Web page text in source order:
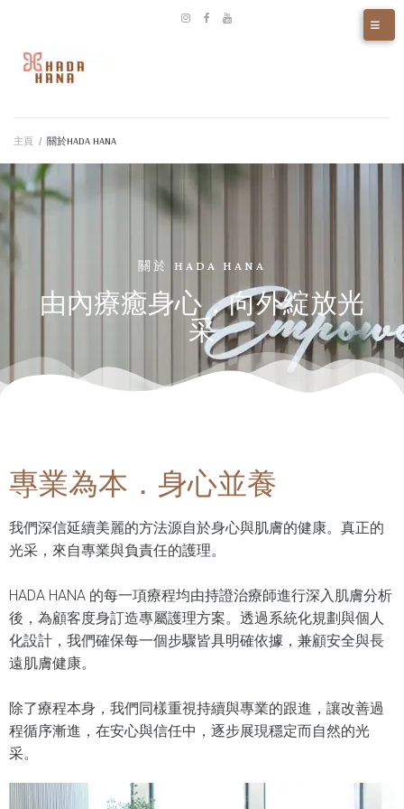
主頁 / 關於HADA HANA
關於 HADA HANA
由內療癒身心，向外綻放光
采
專業為本．身心並養
我們深信延續美麗的方法源自於身心與肌膚的健康。真正的
光采，來自專業與負責任的護理。
HADA HANA 的每一項療程均由持證治療師進行深入肌膚分析
後，為顧客度身訂造專屬護理方案。透過系統化規劃與個人
化設計，我們確保每一個步驟皆具明確依據，兼顧安全與長
遠肌膚健康。
除了療程本身，我們同樣重視持續與專業的跟進，讓改善過
程循序漸進，在安心與信任中，逐步展現穩定而自然的光
采。